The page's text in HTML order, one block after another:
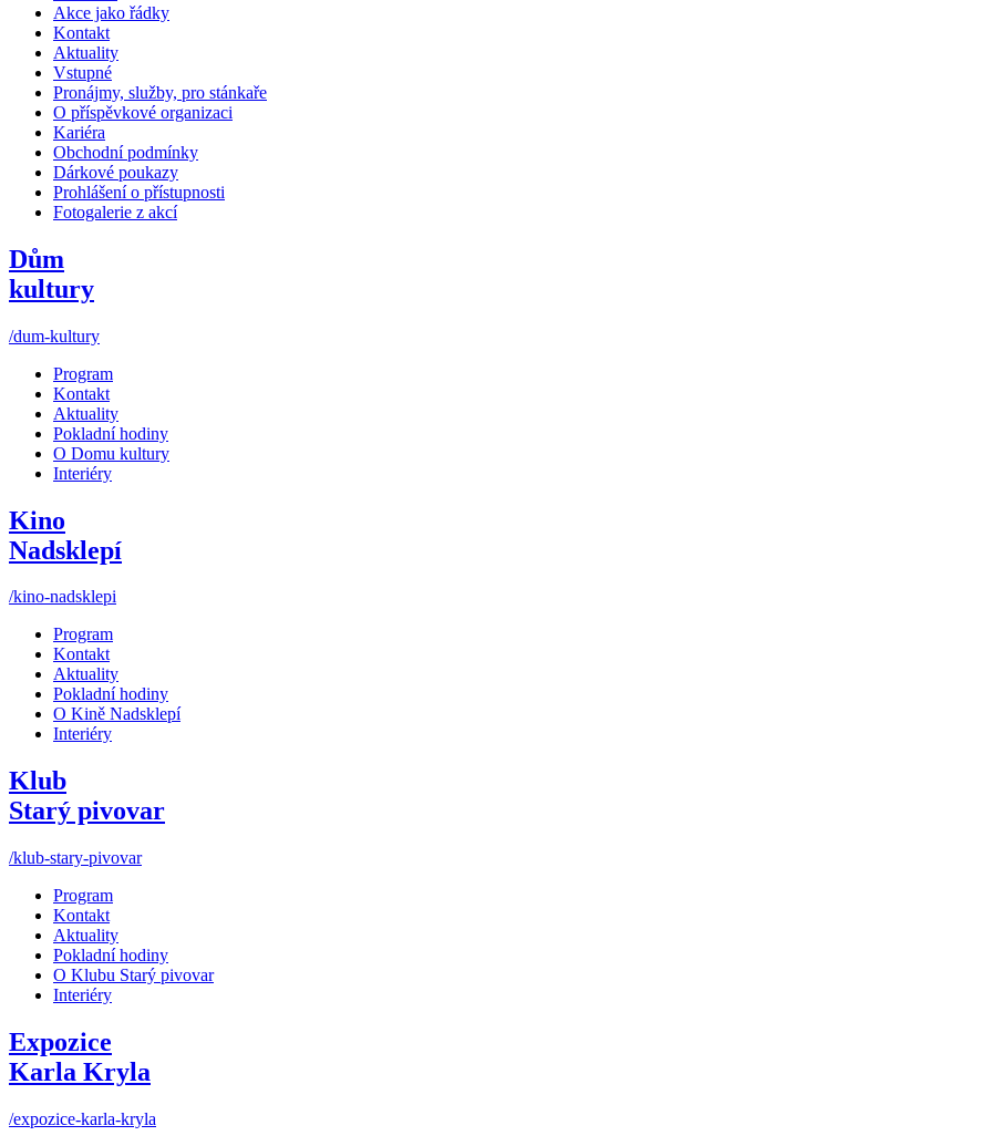
Akce jako řádky
Kontakt
Aktuality
Vstupné
Pronájmy, služby, pro stánkaře
O příspěvkové organizaci
Kariéra
Obchodní podmínky
Dárkové poukazy
Prohlášení o přístupnosti
Fotogalerie z akcí
Dům
kultury
/dum-kultury
Program
Kontakt
Aktuality
Pokladní hodiny
O Domu kultury
Interiéry
Kino
Nadsklepí
/kino-nadsklepi
Program
Kontakt
Aktuality
Pokladní hodiny
O Kině Nadsklepí
Interiéry
Klub
Starý pivovar
/klub-stary-pivovar
Program
Kontakt
Aktuality
Pokladní hodiny
O Klubu Starý pivovar
Interiéry
Expozice
Karla Kryla
/expozice-karla-kryla